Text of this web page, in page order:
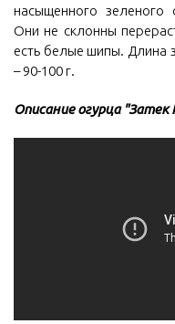
насыщенного зеленого
Они не склонны
есть белые шипы. Длина
– 90-100 г.
Описание огурца "Затек